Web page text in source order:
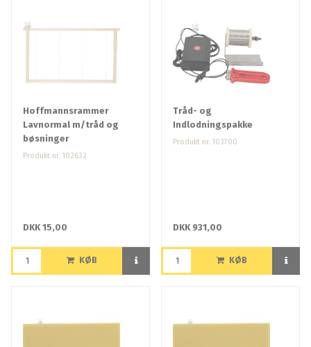
Hoffmannsrammer
Lavnormal m/tråd og
bøsninger
Produkt nr. 102632
DKK 15,00
KØB
Tråd- og
Indlodningspakke
Produkt nr. 103700
DKK 931,00
KØB